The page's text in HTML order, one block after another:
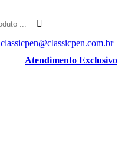
classicpen@classicpen.com.br
Atendimento Exclusivo